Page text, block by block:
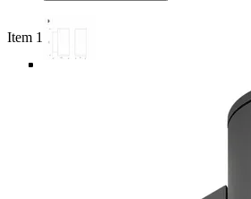
Item 1 of 5